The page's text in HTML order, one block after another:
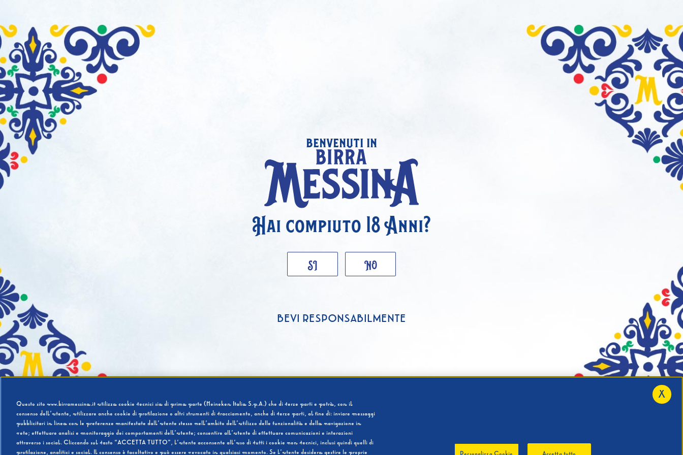
benvenuti in
Hai compiuto 18 Anni?
SI NO
BEVI RESPONSABILMENTE
Questo sito www.birramessina.it utilizza cookie tecnici sia di prima parte (Heineken Italia S.p.A.) che di terze parti e potrà, con il
consenso dell’utente, utilizzare anche cookie di profilazione o altri strumenti di tracciamento, anche di terze parti, al fine di: inviare messaggi
pubblicitari in linea con le preferenze manifestate dall’utente stesso nell’ambito dell’utilizzo delle funzionalità e della navigazione in
rete; effettuare analisi e monitoraggio dei comportamenti dell’utente; consentire all’utente di effettuare comunicazioni e interazioni
attraverso i social. Cliccando sul tasto “ACCETTA TUTTO”, l’utente acconsente all’uso di tutti i cookie non tecnici, inclusi quindi quelli di
profilazione, analitici e social. Il consenso è facoltativo e può essere revocato in qualsiasi momento. Se l’utente desidera gestire le proprie
X